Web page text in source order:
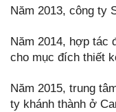
Năm 2013, công ty
Năm 2014, hợp tác
cho mục đích thiết
Năm 2015, trung
ty khánh thành ở